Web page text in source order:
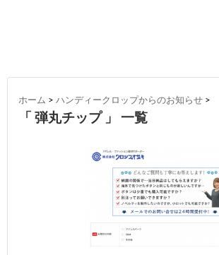
ホーム > ハンディークロップからのお知らせ >
「 弾丸チップ 」 一覧